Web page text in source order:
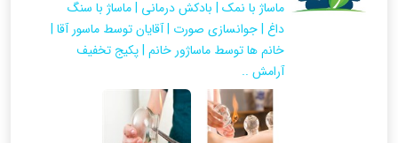
ماساژ با نمک | بادکش درمانی | ماساژ با سنگ
داغ | جوانسازی صورت | آقایان توسط ماسور آقا |
خانم ها توسط ماساژور خانم | پکیج تخفیف
آرامش ..